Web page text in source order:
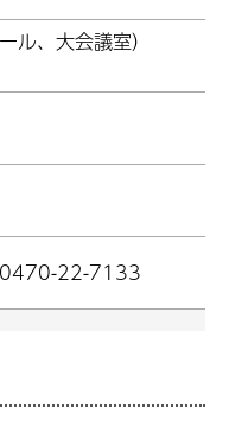
ル（大ホー
22-7133